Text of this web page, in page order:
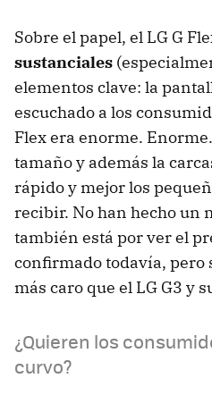
Sobre el papel, el LG G
sustanciales
elementos clave: la
escuchado a los
Flex era enorme.
tamaño y además la
rápido y mejor los
recibir. No han hecho un
también está por ver el
confirmado todavía, pero
más caro que el LG G3 y
¿Quieren los
curvo?